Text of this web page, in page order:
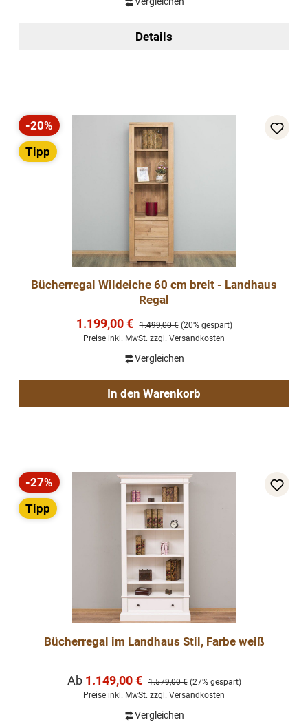
Details
Rabatt
-20%
Tipp
Bücherregal Wildeiche 60 cm breit - Landhaus
Regal
Verkaufspreis:
1.199,00 € Regulärer Preis:
1.499,00 € (20% gespart)
Preise inkl. MwSt. zzgl. Versandkosten
Vergleichen
In den Warenkorb
Rabatt
-27%
Tipp
Bücherregal im Landhaus Stil, Farbe weiß
Verkaufspreis:
Ab 1.149,00 € Regulärer Preis:
1.579,00 € (27% gespart)
Preise inkl. MwSt. zzgl. Versandkosten
Vergleichen